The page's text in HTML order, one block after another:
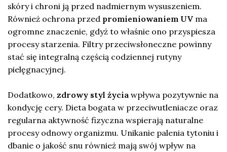
skóry i chroni ją przed nadmiernym wysuszeniem.
Również ochrona przed promieniowaniem UV ma
ogromne znaczenie, gdyż to właśnie ono przyspiesza
procesy starzenia. Filtry przeciwsłoneczne powinny
stać się integralną częścią codziennej rutyny
pielęgnacyjnej.
Dodatkowo, zdrowy styl życia wpływa pozytywnie na
kondycję cery. Dieta bogata w przeciwutleniacze oraz
regularna aktywność fizyczna wspierają naturalne
procesy odnowy organizmu. Unikanie palenia tytoniu i
dbanie o jakość snu również mają swój wpływ na